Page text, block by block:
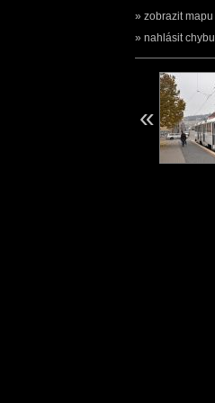
zobrazit mapu
nahlásit chybu